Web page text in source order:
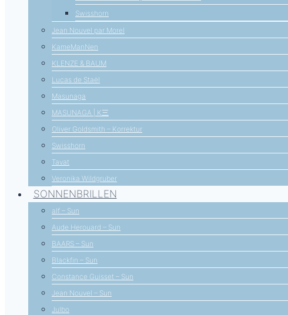
Swisshorn
Jean Nouvel par Morel
KameManNen
KLENZE & BAUM
Lucas de Staël
Masunaga
MASUNAGA | K三
Oliver Goldsmith – Korrektur
Swisshorn
Tavat
Veronika Wildgruber
SONNENBRILLEN
alf – Sun
Aude Herouard – Sun
BAARS – Sun
Blackfin – Sun
Constance Guisset – Sun
Jean Nouvel – Sun
Julbo